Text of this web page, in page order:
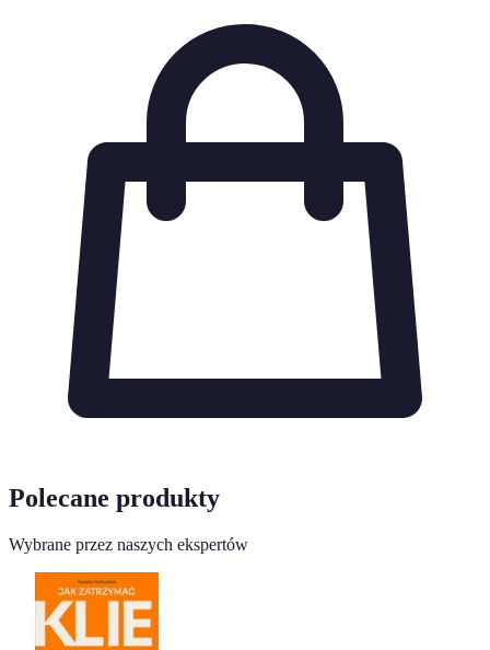
Polecane produkty
Wybrane przez naszych ekspertów